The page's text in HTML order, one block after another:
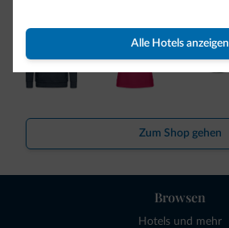
Alle Hotels anzeigen
Zum Shop gehen
Browsen
Hotels und mehr